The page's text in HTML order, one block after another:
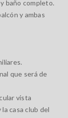
baño completo.
y ambas
que será de
vista
casa club del